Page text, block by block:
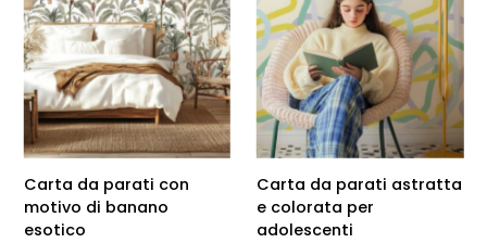
Carta da parati con
motivo di banano
esotico
Carta da parati astratta
e colorata per
adolescenti